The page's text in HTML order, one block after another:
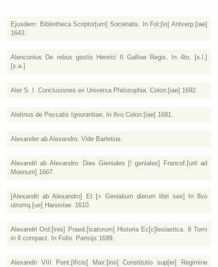
Ejusdem: Bibliotheca Scriptor[um] Societatis. In Fol:[io] Antverp.[iae]
1643.
Alenconius De rebus gestis Henrici II Galliae Regis. In 4to. [s.l.]
[s.a.]
Aler S. I. Conclusiones ex Universa Philosophia. Colon:[iae] 1692.
Aletinus de Peccatis Ignorantiae. In 8vo Colon:[iae] 1681.
Alexander ab Alexandro. Vide Barletius.
Alexandri ab Alexandro: Dies Gieniales [! geniales] Francof.[urti ad
Moenum] 1667.
[Alexandri ab Alexandro] Et [= Genialium dierum libri sex] In 8vo
utrumq.[ue] Hanoviae. 1610.
Alexandri Ord:[inis] Praed.[icatorum] Historia Ec[c]lesiastica. 8 Tomi
in 6 compact. In Folio. Parisijs 1699.
Alexandri VIII Pont:[ificis] Max:[imi] Constitutio sup[er] Regimine